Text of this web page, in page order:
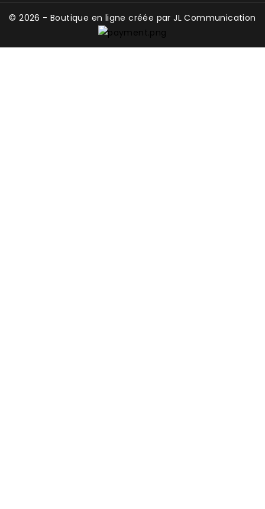
© 2026 - Boutique en ligne créée par JL Communication